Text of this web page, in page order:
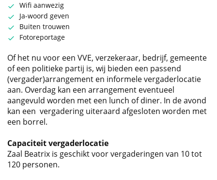
Wifi aanwezig
Ja-woord geven
Buiten trouwen
Fotoreportage
Of het nu voor een VVE, verzekeraar, bedrijf, gemeente
of een politieke partij is, wij bieden een passend
(vergader)arrangement en informele vergaderlocatie
aan. Overdag kan een arrangement eventueel
aangevuld worden met een lunch of diner. In de avond
kan een vergadering uiteraard afgesloten worden met
een borrel.
Capaciteit vergaderlocatie
Zaal Beatrix is geschikt voor vergaderingen van 10 tot
120 personen.